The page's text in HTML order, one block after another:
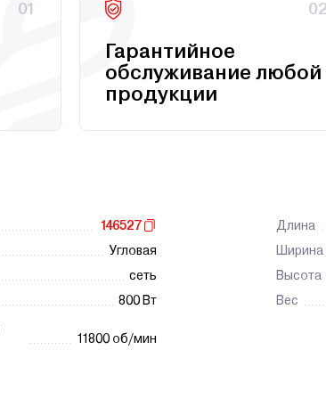
01 02
Гарантийное
обслуживание любой
продукции
146527
Угловая
сеть
800 Вт
11800 об/мин
Длина
Ширина
Высота
Вес